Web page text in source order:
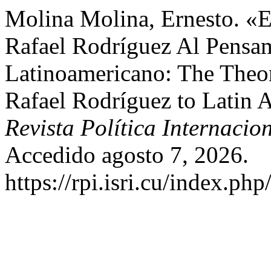
Molina Molina, Ernesto.
Rafael Rodríguez Al
Latinoamericano: The
Rafael Rodríguez to Latin
Revista Política
Accedido agosto 7, 2026.
https://rpi.isri.cu/